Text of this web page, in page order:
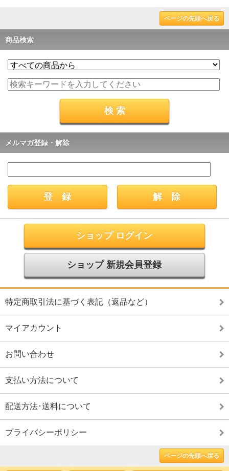
ページの先頭へ戻る
商品検索
メルマガ登録・解除
ショップ ログイン
ショップ 新規会員登録
特定商取引法に基づく表記（返品など）
マイアカウント
お問い合わせ
支払い方法について
配送方法･送料について
プライバシーポリシー
ページの先頭へ戻る